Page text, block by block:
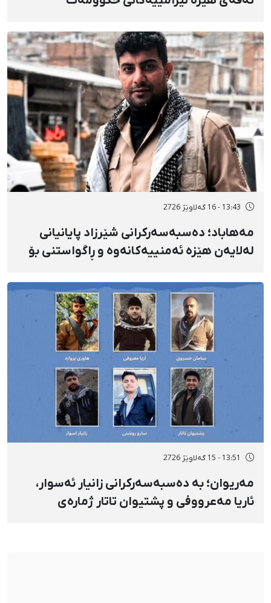
13:43 - 16 گەلاوێژ 2726
مەهاباد؛ دەسبەسەرکرانی شێرزاد پایانیانی
لەلایەن هێزە ئەمنییەکانەوە و ڕاگواستنی بۆ
13:51 - 15 گەلاوێژ 2726
مەریوان؛ بە دەسبەسەرکرانی زانیار ئەسوار،
ئاریا مەعرووفی و پشتیوان تاتار ژمارەی